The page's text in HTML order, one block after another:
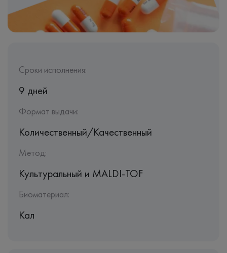
Сроки исполнения:
9 дней
Формат выдачи:
Количественный/Качественный
Метод:
Культуральный и MALDI-TOF
Биоматериал:
Кал